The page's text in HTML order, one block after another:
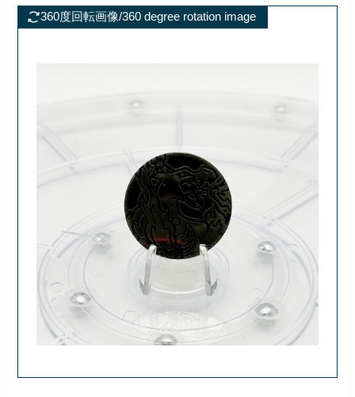
360度回転画像/360 degree rotation image